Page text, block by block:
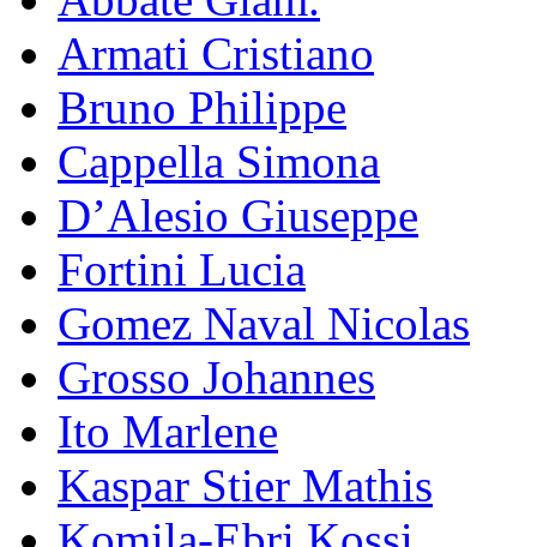
Armati Cristiano
Bruno Philippe
Cappella Simona
D’Alesio Giuseppe
Fortini Lucia
Gomez Naval Nicolas
Grosso Johannes
Ito Marlene
Kaspar Stier Mathis